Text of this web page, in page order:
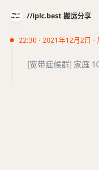
//iplc.best 搬运分享
22:30 · 2021年12月2日 ·
[宽带症候群] 家庭